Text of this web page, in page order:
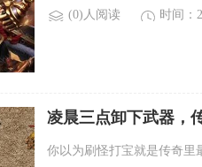
(0)人阅读 时间：
凌晨三点卸下武器，
你以为刷怪打宝就是传奇里